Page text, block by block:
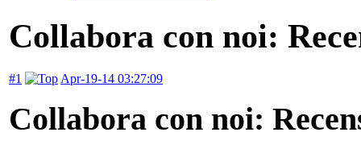
Collabora con noi:
#1 Apr-19-14 03:27:09
Collabora con noi: